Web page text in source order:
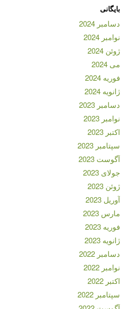
بایگانی
دسامبر 2024
نوامبر 2024
ژوئن 2024
می 2024
فوریه 2024
ژانویه 2024
دسامبر 2023
نوامبر 2023
اکتبر 2023
سپتامبر 2023
آگوست 2023
جولای 2023
ژوئن 2023
آوریل 2023
مارس 2023
فوریه 2023
ژانویه 2023
دسامبر 2022
نوامبر 2022
اکتبر 2022
سپتامبر 2022